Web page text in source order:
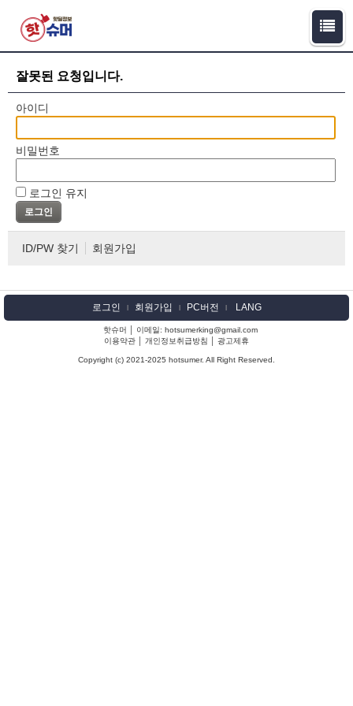
잘못된 요청입니다.
아이디
비밀번호
로그인 유지
ID/PW 찾기 회원가입
로그인 l 회원가입 l PC버전 l LANG
핫슈머 │ 이메일: hotsumerking@gmail.com
이용약관
개인정보취급방침 광고제휴
Copyright (c) 2021-2025 hotsumer. All Right Reserved.